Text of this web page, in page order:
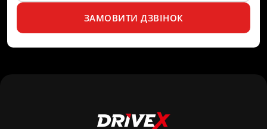
ЗАМОВИТИ ДЗВІНОК